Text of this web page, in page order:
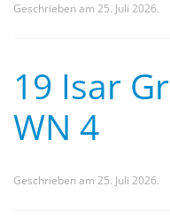
Geschrieben am 25. Juli 2026.
19 Isar
WN 4
Geschrieben am 25. Juli 2026.